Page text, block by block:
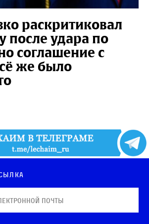
раскритиковал
после удара по
соглашение с
же было